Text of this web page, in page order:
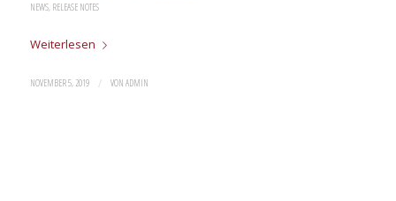
NEWS, RELEASE NOTES
Weiterlesen
NOVEMBER 5, 2019 / VON ADMIN